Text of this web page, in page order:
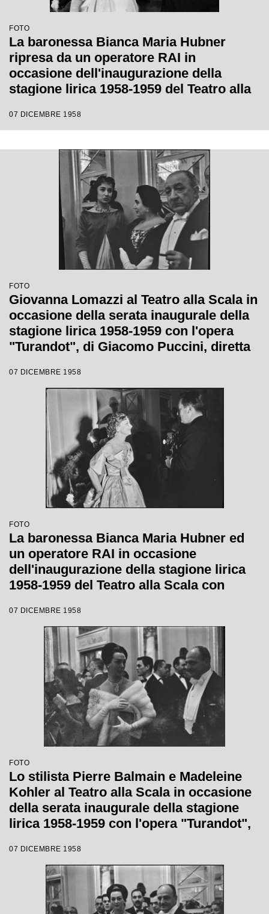
FOTO
La baronessa Bianca Maria Hubner
ripresa da un operatore RAI in
occasione dell'inaugurazione della
stagione lirica 1958-1959 del Teatro alla
Giacomo Puccini, diretta da Antonino
Wallmann
07 DICEMBRE 1958
FOTO
Giovanna Lomazzi al Teatro alla Scala in
occasione della serata inaugurale della
stagione lirica 1958-1959 con l'opera
"Turandot", di Giacomo Puccini, diretta
Margherita Wallmann
07 DICEMBRE 1958
FOTO
La baronessa Bianca Maria Hubner ed
un operatore RAI in occasione
dell'inaugurazione della stagione lirica
1958-1959 del Teatro alla Scala con
diretta da Antonino Votto, con la regia di
Margherita Wallmann
07 DICEMBRE 1958
FOTO
Lo stilista Pierre Balmain e Madeleine
Kohler al Teatro alla Scala in occasione
della serata inaugurale della stagione
lirica 1958-1959 con l'opera "Turandot",
Votto con la regia di Margherita
Wallmann
07 DICEMBRE 1958